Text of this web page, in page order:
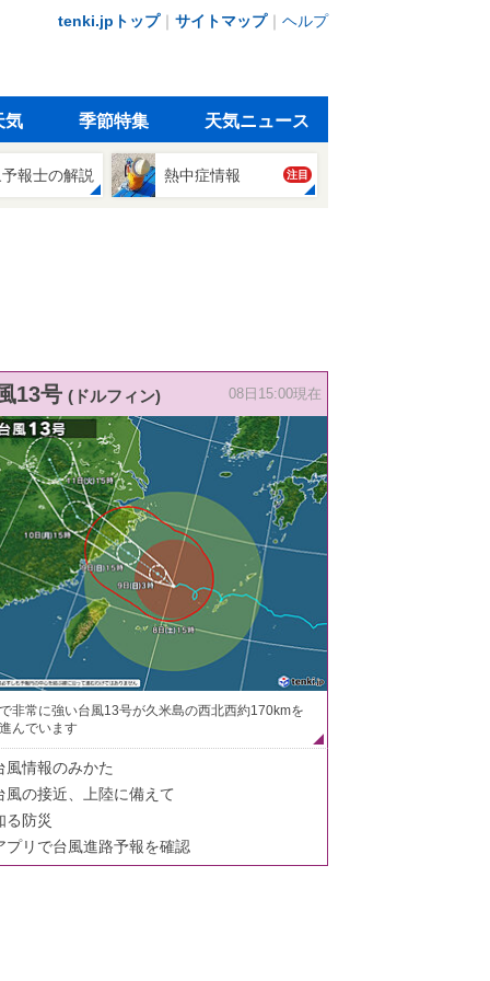
tenki.jpトップ｜ サイトマップ｜ ヘルプ
気 季節特集 天気ニュース
報士の解説 熱中症情報 注目
13号 (ドルフィン) 08日15:00現在
非常に強い台風13号が久米島の西北西約170kmを
んでいます
風情報のみかた
風の接近、上陸に備えて
る防災
プリで台風進路予報を確認